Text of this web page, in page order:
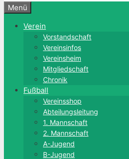
Menü
Verein
Vorstandschaft
Vereinsinfos
Vereinsheim
Mitgliedschaft
Chronik
Fußball
Vereinsshop
Abteilungsleitung
1. Mannschaft
2. Mannschaft
A-Jugend
B-Jugend